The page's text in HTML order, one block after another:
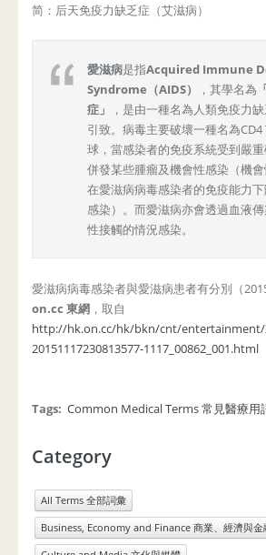
简：后天免疫力缺乏症（艾滋病）
愛滋病是指Acquired Immune
Syndrome（AIDS）
，其學名為
症」
，是由一種名為人類免疫力
引致。病毒主要破壞一種名為CD4
球，當感染者的免疫系統受到嚴
併發某些腫瘤及機會性感染（機
在愛滋病病毒感染者的免疫能力
感染）。而愛滋病亦會透過血液
性接觸的情況感染。
愛滋病病毒感染者與愛滋病患者有分別（
on.cc 東網 ，取自
http://hk.on.cc/hk/bkn/cnt/entertainment/
20151117230813577-1117_00862_001.html
Tags: Common Medical Terms 常見醫療用
Category
All Terms 全部詞彙
Business, Economy and Finance 商業、經濟與金